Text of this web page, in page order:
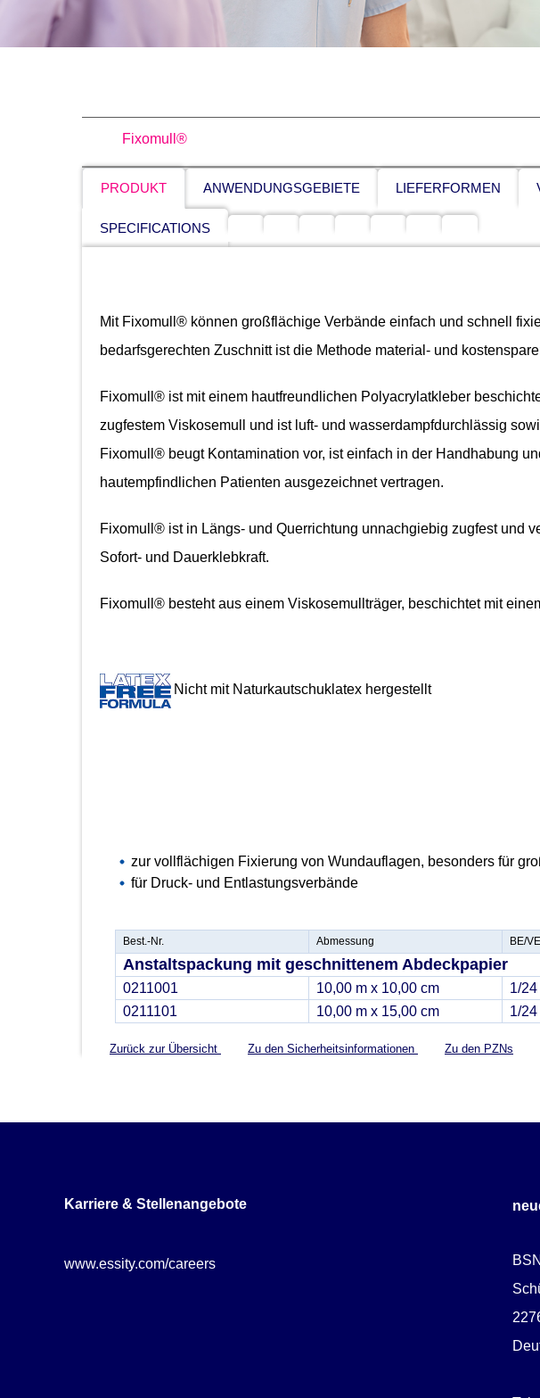
Fixomull®
PRODUKT ANWENDUNGSGEBIETE LIEFERFORMEN
SPECIFICATIONS
Mit Fixomull® können großflächige Verbände einfach und schnell
bedarfsgerechten Zuschnitt ist die Methode material- und
Fixomull® ist mit einem hautfreundlichen Polyacrylatkleber
zugfestem Viskosemull und ist luft- und wasserdampfdurchlässig
Fixomull® beugt Kontamination vor, ist einfach in der Handhabung
hautempfindlichen Patienten ausgezeichnet vertragen.
Fixomull® ist in Längs- und Querrichtung unnachgiebig zugfest und
Sofort- und Dauerklebkraft.
Fixomull® besteht aus einem Viskosemullträger, beschichtet mit
Nicht mit Naturkautschuklatex hergestellt
zur vollflächigen Fixierung von Wundauflagen, besonders für
für Druck- und Entlastungsverbände
Best.-Nr. Abmessung BE/VE
Anstaltspackung mit geschnittenem Abdeckpapier
0211001 10,00 m x 10,00 cm 1/24
0211101
10,00 m x 15,00 cm 1/24
Zurück zur Übersicht Zu den Sicherheitsinformationen Zu den PZNs
Karriere & Stellenangebote
www.essity.com/careers